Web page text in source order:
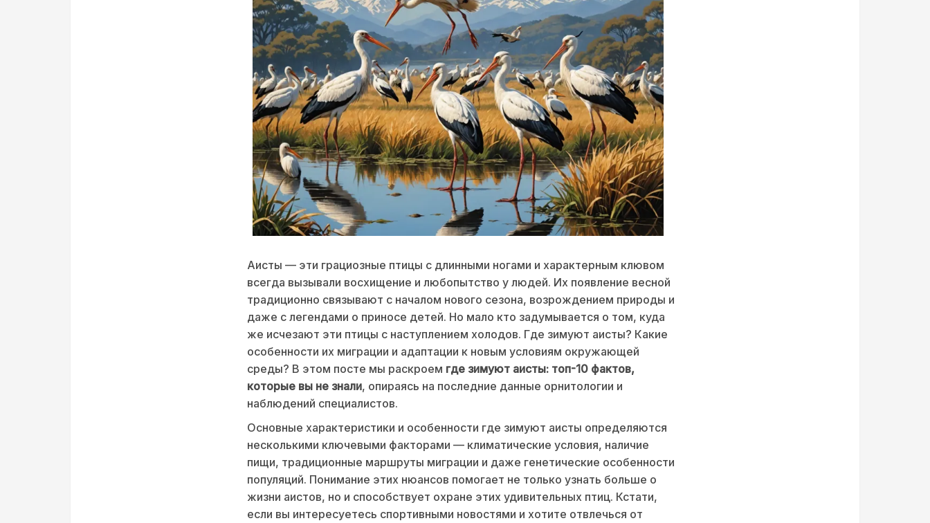
Аисты — эти грациозные птицы с длинными ногами и характерным клювом
всегда вызывали восхищение и любопытство у людей. Их появление весной
традиционно связывают с началом нового сезона, возрождением природы и
даже с легендами о приносе детей. Но мало кто задумывается о том, куда
же исчезают эти птицы с наступлением холодов. Где зимуют аисты? Какие
особенности их миграции и адаптации к новым условиям окружающей
среды? В этом посте мы раскроем где зимуют аисты: топ-10 фактов,
которые вы не знали, опираясь на последние данные орнитологии и
наблюдений специалистов.
Основные характеристики и особенности где зимуют аисты определяются
несколькими ключевыми факторами — климатические условия, наличие
пищи, традиционные маршруты миграции и даже генетические особенности
популяций. Понимание этих нюансов помогает не только узнать больше о
жизни аистов, но и способствует охране этих удивительных птиц. Кстати,
если вы интересуетесь спортивными новостями и хотите отвлечься от